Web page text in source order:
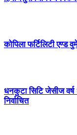
कोपिला फर्टिलिटी एण्ड
धनकुटा सिटि जेसीज वर्ष
निर्वाचित